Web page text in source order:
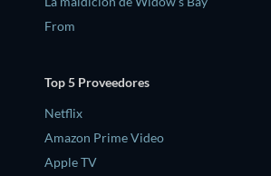
From
Top 5 Proveedores
Netflix
Amazon Prime Video
Apple TV